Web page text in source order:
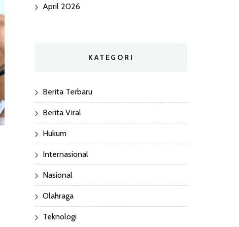
April 2026
KATEGORI
Berita Terbaru
Berita Viral
Hukum
Internasional
Nasional
Olahraga
Teknologi